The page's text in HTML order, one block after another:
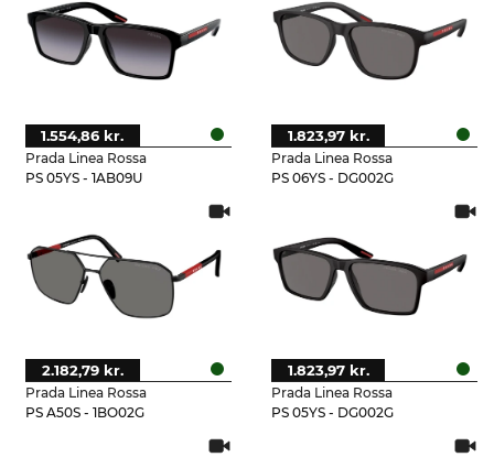
Prada Linea Rossa
PS 05YS - 1AB09U
1.554,86 kr.
Prada Linea Rossa
PS 06YS - DG002G
1.823,97 kr.
Prada Linea Rossa
PS A50S - 1BO02G
2.182,79 kr.
Prada Linea Rossa
PS 05YS - DG002G
1.823,97 kr.